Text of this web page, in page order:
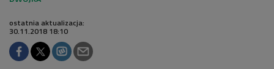
ostatnia aktualizacja:
30.11.2018 18:10